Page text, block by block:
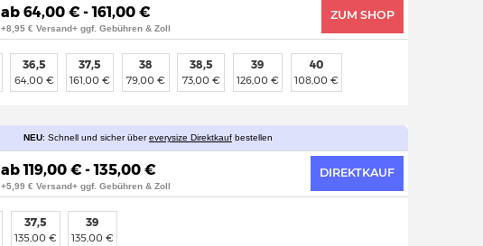
ab 64,00 € - 161,00 €
+8,95 € Versand+ ggf. Gebühren & Zoll
ZUM SHOP
36,5
64,00 €
37,5
161,00 €
38
79,00 €
38,5
73,00 €
39
126,00 €
40
108,00 €
NEU: Schnell und sicher übereverysize Direktkaufbestellen
ab 119,00 € - 135,00 €
+5,99 € Versand+ ggf. Gebühren & Zoll
DIREKTKAUF
37,5
135,00 €
39
135,00 €